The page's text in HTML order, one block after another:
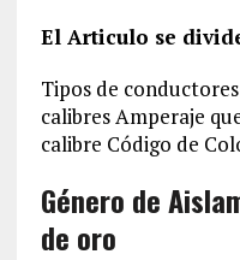
El Articulo se
Tipos de
calibres Amperaje
calibre Código de
Género de
de oro